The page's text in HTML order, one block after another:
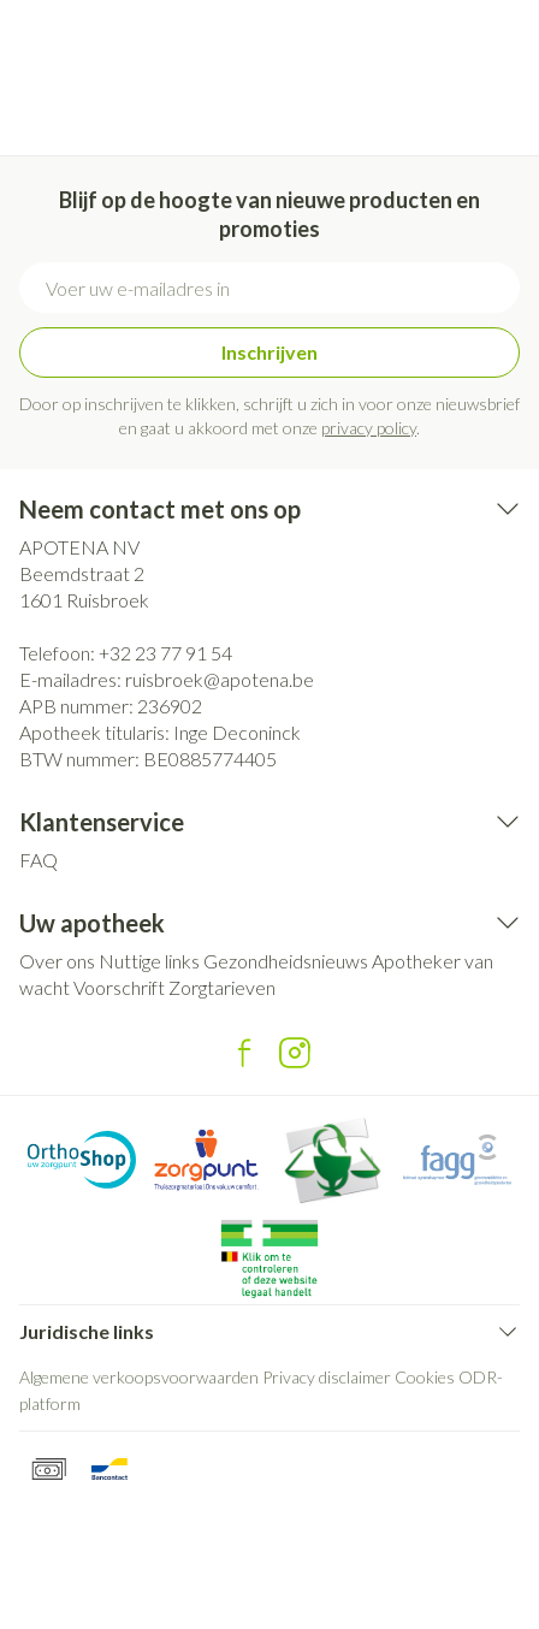
Blijf op de hoogte van nieuwe producten en
promoties
Inschrijven
Door op inschrijven te klikken, schrijft u zich in voor onze nieuwsbrief
en gaat u akkoord met onze privacy policy.
Neem contact met ons op
APOTENA NV
Beemdstraat 2
1601 Ruisbroek
Telefoon: +32 23 77 91 54
E-mailadres: ruisbroek@apotena.be
APB nummer: 236902
Apotheek titularis: Inge Deconinck
BTW nummer: BE0885774405
Klantenservice
FAQ
Uw apotheek
Over ons Nuttige links Gezondheidsnieuws Apotheker van
wachtVoorschrift Zorgtarieven
Juridische links
Algemene verkoopsvoorwaarden Privacy disclaimer Cookies ODR-
platform